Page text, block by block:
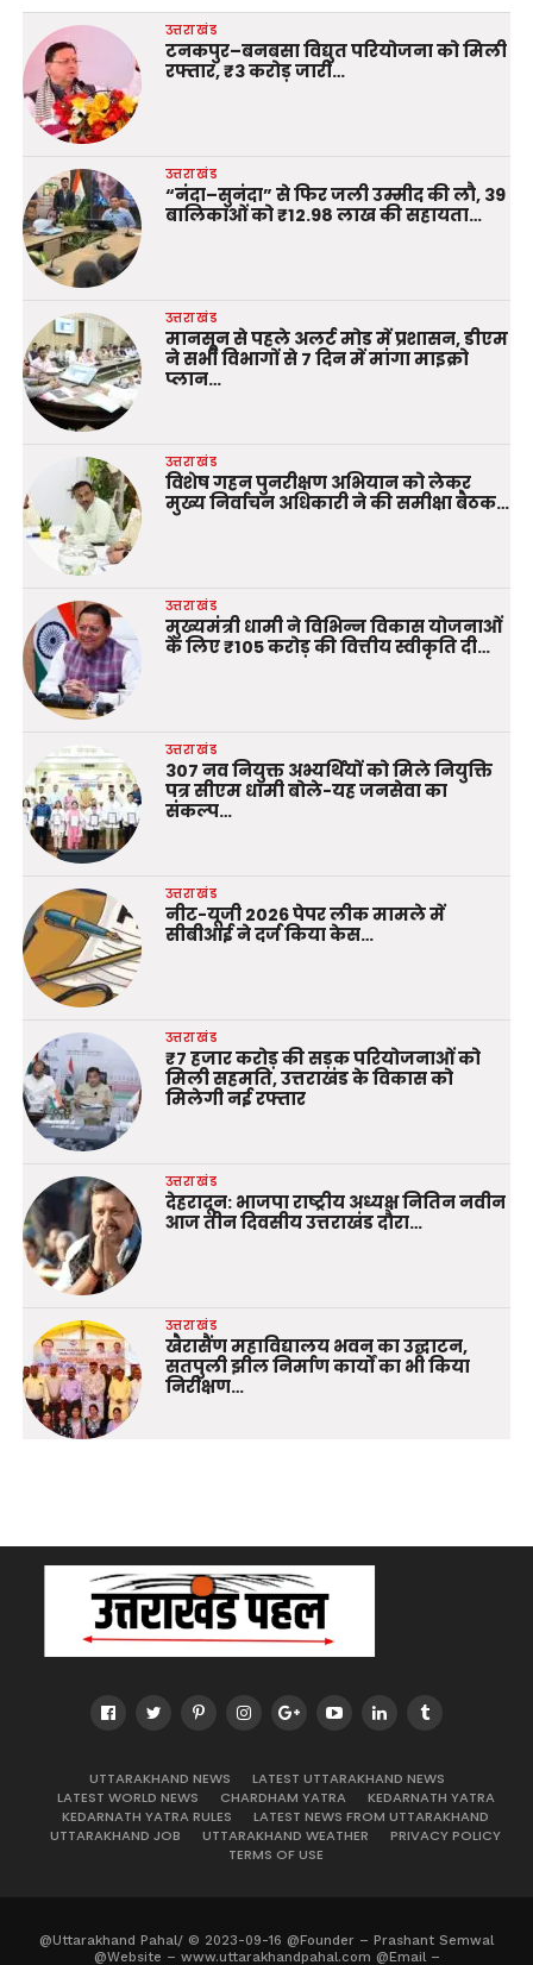
उत्तराखंड
टनकपुर–बनबसा विद्युत परियोजना को मिली
रफ्तार, ₹3 करोड़ जारी…
उत्तराखंड
“नंदा–सुनंदा” से फिर जली उम्मीद की लौ, 39
बालिकाओं को ₹12.98 लाख की सहायता…
उत्तराखंड
मानसून से पहले अलर्ट मोड में प्रशासन, डीएम
ने सभी विभागों से 7 दिन में मांगा माइक्रो
प्लान…
उत्तराखंड
विशेष गहन पुनरीक्षण अभियान को लेकर
मुख्य निर्वाचन अधिकारी ने की समीक्षा बैठक…
उत्तराखंड
मुख्यमंत्री धामी ने विभिन्न विकास योजनाओं
के लिए ₹105 करोड़ की वित्तीय स्वीकृति दी…
उत्तराखंड
307 नव नियुक्त अभ्यर्थियों को मिले नियुक्ति
पत्र सीएम धामी बोले-यह जनसेवा का
संकल्प…
उत्तराखंड
नीट-यूजी 2026 पेपर लीक मामले में
सीबीआई ने दर्ज किया केस…
उत्तराखंड
₹7 हजार करोड़ की सड़क परियोजनाओं को
मिली सहमति, उत्तराखंड के विकास को
मिलेगी नई रफ्तार
उत्तराखंड
देहरादून: भाजपा राष्ट्रीय अध्यक्ष नितिन नवीन
आज तीन दिवसीय उत्तराखंड दौरा…
उत्तराखंड
खैरासैंण महाविद्यालय भवन का उद्घाटन,
सतपुली झील निर्माण कार्यों का भी किया
निरीक्षण…
UTTARAKHAND NEWS
LATEST UTTARAKHAND NEWS
LATEST WORLD NEWS
CHARDHAM YATRA
KEDARNATH YATRA
KEDARNATH YATRA RULES
LATEST NEWS FROM UTTARAKHAND
UTTARAKHAND JOB
UTTARAKHAND WEATHER
PRIVACY POLICY
TERMS OF USE
@Uttarakhand Pahal/ © 2023-09-16 @Founder – Prashant Semwal
@Website – www.uttarakhandpahal.com @Email –